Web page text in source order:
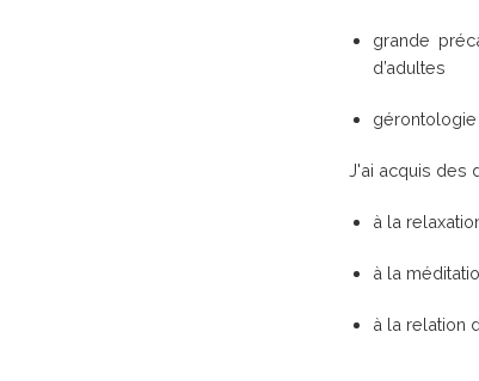
grande
d’adultes
gérontologie
J'ai acquis des
à la
à la
à la relation